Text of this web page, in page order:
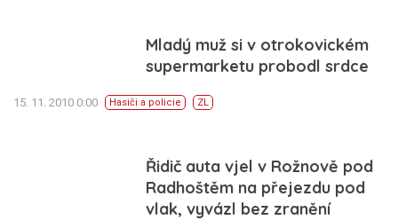
Mladý muž si v otrokovickém
supermarketu probodl srdce
15. 11. 2010 0:00 Hasiči a policie ZL
Řidič auta vjel v Rožnově pod
Radhoštěm na přejezdu pod
vlak, vyvázl bez zranění